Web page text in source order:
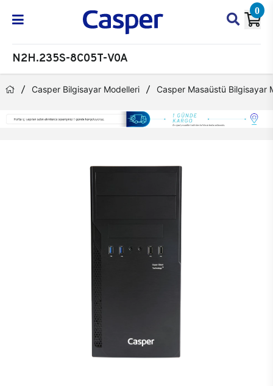
0
N2H.235S-8C05T-V0A
Casper Bilgisayar Modelleri Casper Masaüstü Bilgisayar